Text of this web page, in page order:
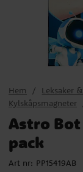
Hem Leksaker
Kylskåpsmagneter
Astro
pack
Art nr: PP15419AB